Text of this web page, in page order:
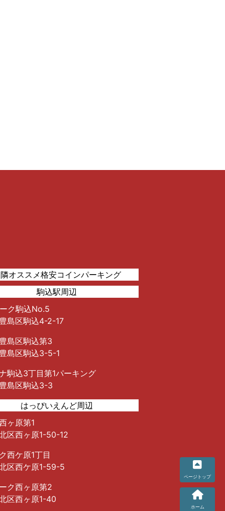
オススメ格安コインパーキング
駒込駅周辺
ク駒込No.5
島区駒込4-2-17
島区駒込第3
島区駒込3-5-1
駒込3丁目第1パーキング
島区駒込3-3
はっぴいえんど周辺
ヶ原第1
区西ヶ原1-50-12
西ケ原1丁目
区西ケ原1-59-5
ク西ヶ原第2
区西ヶ原1-40